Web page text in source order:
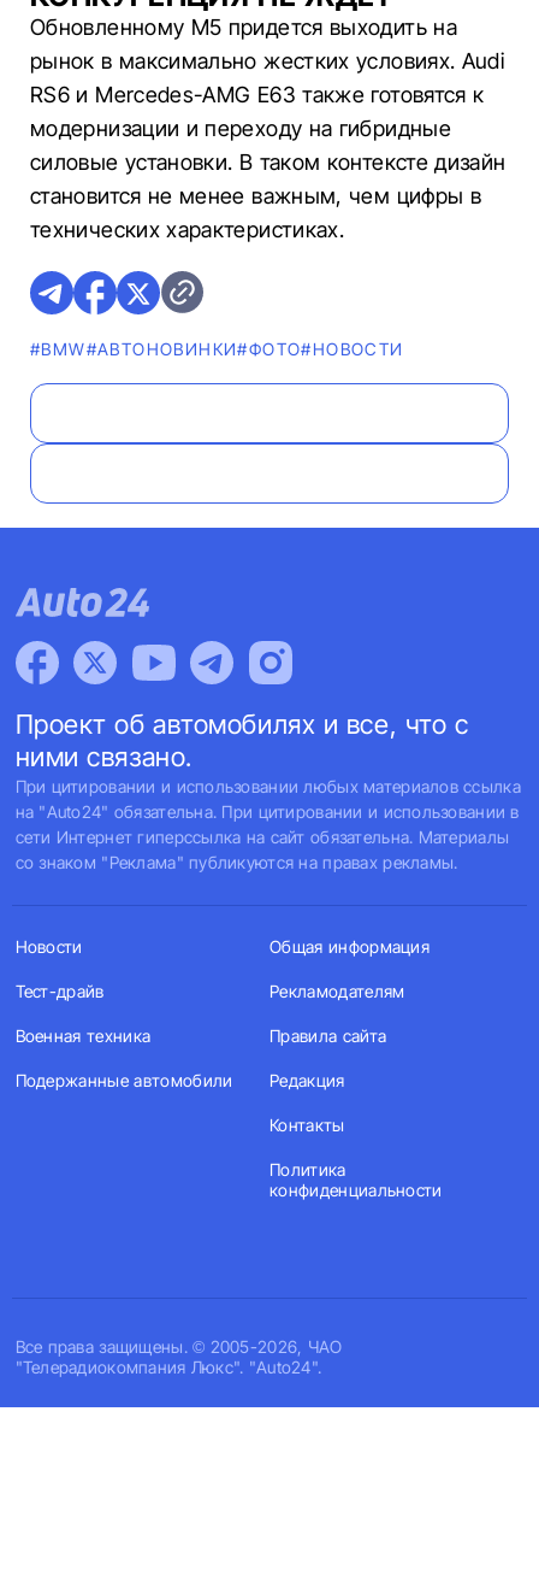
Обновленному M5 придется выходить на
рынок в максимально жестких условиях. Audi
RS6 и Mercedes-AMG E63 также готовятся к
модернизации и переходу на гибридные
силовые установки. В таком контексте дизайн
становится не менее важным, чем цифры в
технических характеристиках.
#BMW#AВТОНОВИНКИ#ФОТО#НОВОСТИ
Проект об автомобилях и все, что с
ними связано.
При цитировании и использовании любых материалов ссылка
на "Auto24" обязательна. При цитировании и использовании в
сети Интернет гиперссылка на сайт обязательна. Материалы
со знаком "Реклама" публикуются на правах рекламы.
Все права защищены. © 2005-2026, ЧАО
"Телерадиокомпания Люкс". "Auto24".
Новости
Тест-драйв
Военная техника
Подержанные автомобили
Общая информация
Рекламодателям
Правила сайта
Редакция
Контакты
Политика
конфиденциальности